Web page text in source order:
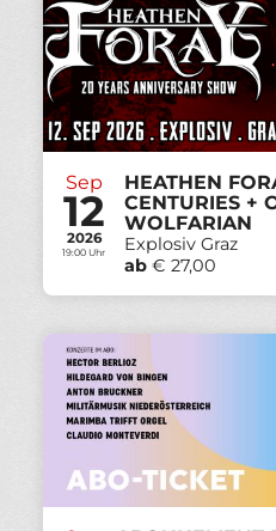
Sep
12
2026
19:00 Uhr
HEATHEN
CENTURIES +
WOLFARIAN
Explosiv Graz
ab € 27,00